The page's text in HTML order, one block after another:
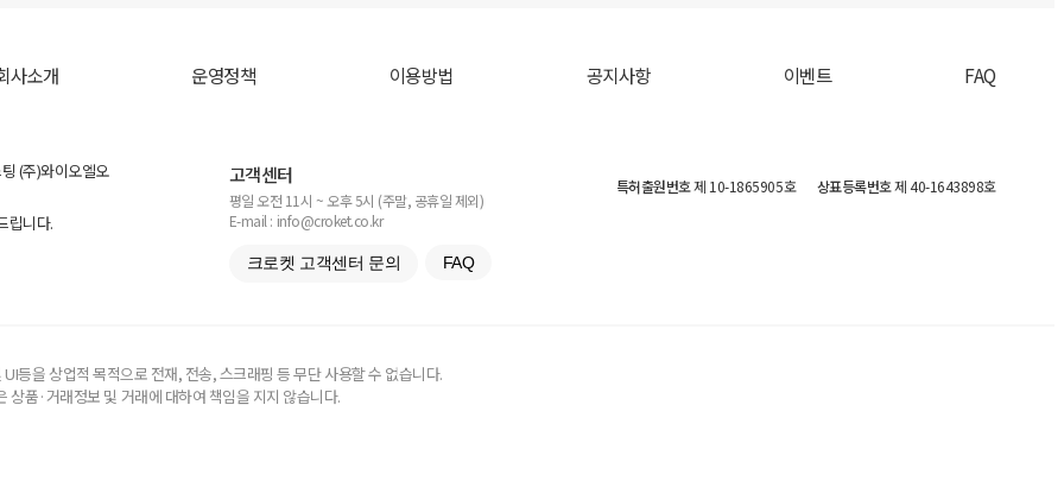
사소개 운영정책 이용방법 공지사항 이벤트 FAQ
(주)와이오엘오
립니다.
고객센터
평일 오전 11시 ~ 오후 5시 (주말, 공휴일 제외)
E-mail : info@croket.co.kr
크로켓 고객센터 문의 FAQ
특허출원번호제 10-1865905호 상표등록번호제 40-1643898호
등을 상업적 목적으로 전재, 전송, 스크래핑 등 무단 사용할 수 없습니다.
품·거래정보 및 거래에 대하여 책임을 지지 않습니다.